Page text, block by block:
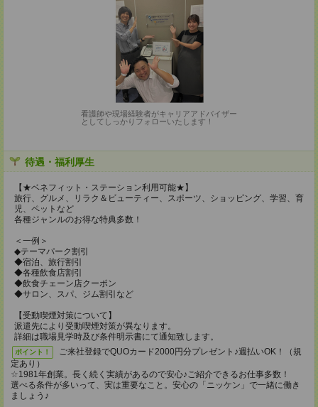
看護師や現場経験者がキャリアアドバイザー
としてしっかりフォローいたします！
待遇・福利厚生
【★ベネフィット・ステーション利用可能★】
旅行、グルメ、リラク＆ビューティー、スポーツ、ショッピング、学習、育
児、ペットなど
各種ジャンルのお得な特典多数！
＜一例＞
◆テーマパーク割引
◆宿泊、旅行割引
◆各種飲食店割引
◆飲食チェーン店クーポン
◆サロン、スパ、ジム割引など
【受動喫煙対策について】
派遣先により受動喫煙対策が異なります。
詳細は職場見学時及び条件明示書にて通知致します。
ポイント！
ご来社登録でQUOカード2000円分プレゼント♪週払いOK！（規
定あり）
☆1981年創業。長く続く実績があるので安心♪ご紹介できるお仕事多数！
選べる条件が多いって、実は重要なこと。安心の「ニッケン」で一緒に働き
ましょう♪